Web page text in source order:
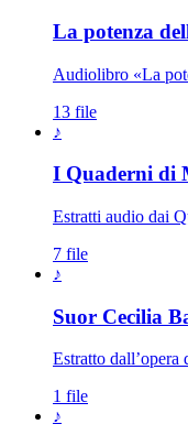
La potenza
Audiolibro «La
13 file
♪
I Quaderni di
Estratti audio dai
7 file
♪
Suor Cecilia
Estratto
1 file
♪